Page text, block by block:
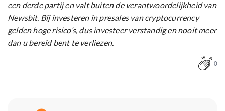
een derde partij en valt buiten de verantwoordelijkheid van
Newsbit. Bij investeren in presales van cryptocurrency
gelden hoge risico’s, dus investeer verstandig en nooit meer
dan u bereid bent te verliezen.
0